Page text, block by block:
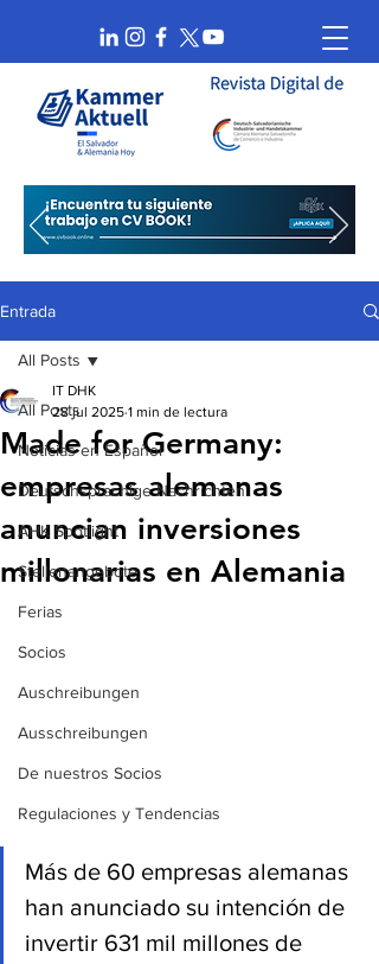
Entrada
All Posts
Noticias en Español
Deutschsprachige Nachrichten
AHK Spotlight
Stellenangebote
Ferias
Socios
Auschreibungen
Ausschreibungen
De nuestros Socios
Regulaciones y Tendencias
All Posts
Made for Germany:
empresas alemanas
anuncian inversiones
millonarias en Alemania
IT DHK
28 jul 2025 1 min de lectura
Más de 60 empresas alemanas
han anunciado su intención de
invertir 631 mil millones de